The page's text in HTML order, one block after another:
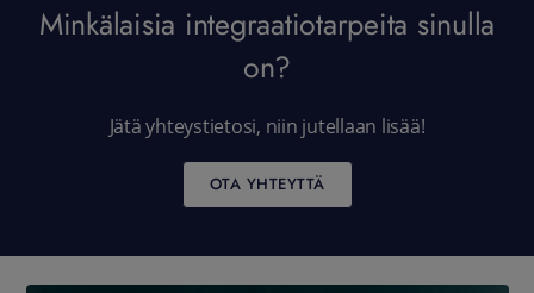
Minkälaisia integraatiotarpeita sinulla
on?
Jätä yhteystietosi, niin jutellaan lisää!
OTA YHTEYTTÄ